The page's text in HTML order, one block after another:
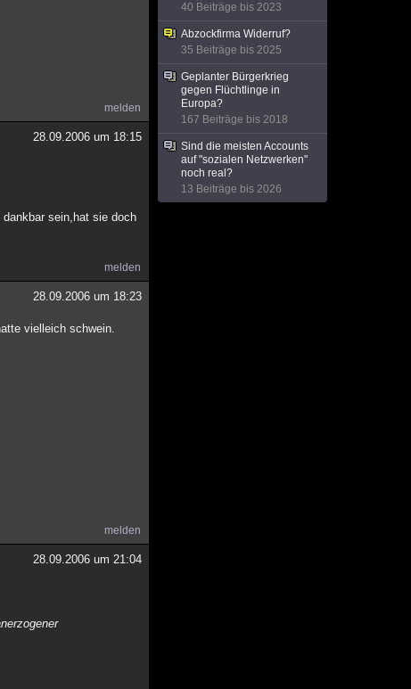
melden
28.09.2006 um 18:15
sein,hat sie doch
melden
28.09.2006 um 18:23
vielleich schwein.
melden
28.09.2006 um 21:04
40 Beiträge bis 2023
Abzockfirma Widerruf?
35 Beiträge bis 2025
Geplanter Bürgerkrieg
gegen Flüchtlinge in
Europa?
167 Beiträge bis 2018
Sind die meisten Accounts
auf "sozialen Netzwerken"
noch real?
13 Beiträge bis 2026